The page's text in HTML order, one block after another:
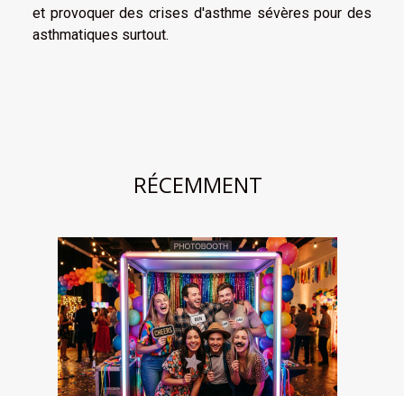
et provoquer des crises d'asthme sévères pour des
asthmatiques surtout.
RÉCEMMENT